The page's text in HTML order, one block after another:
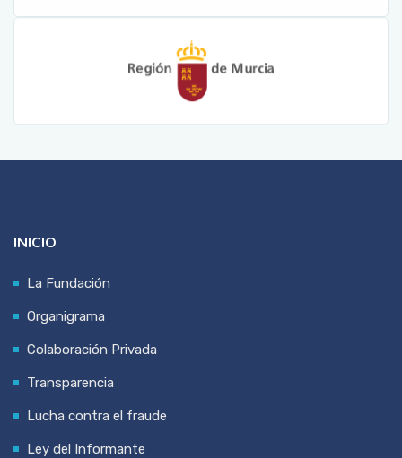
INICIO
La Fundación
Organigrama
Colaboración Privada
Transparencia
Lucha contra el fraude
Ley del Informante